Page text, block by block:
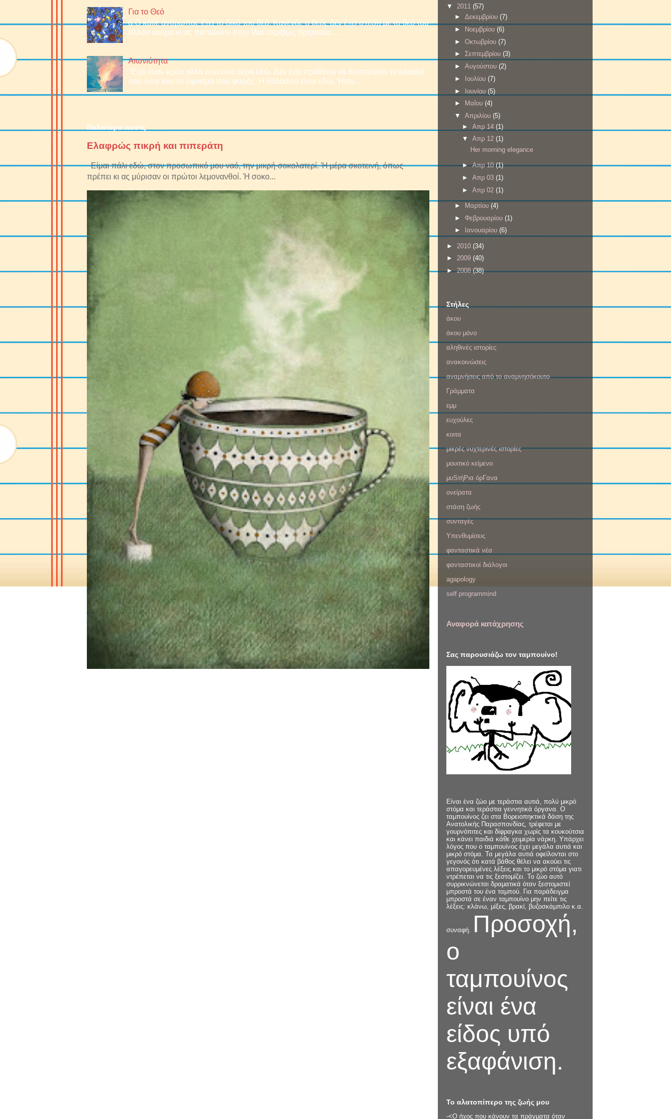
Για το Θεό
α.O κάθε άνθρωπος έχει το δικό του θεό. Κανενός ο θεός δεν έχει σχέση με το θεό του
άλλου ακόμα κι ας πιστεύουν στην ίδια ακριβώς θρησκεία. ...
Αιωνιότητα
Έχει έναν κρύο αλλά ευγενικό αέρα εδώ. Δεν έχει πρόθεση να διαπεράσει τα κόκαλά
σου ούτε καν το ύφασμα που φοράς. Η θάλασσα είναι εδώ. Ήταν...
Παλιότερα ποστς
Ελαφρώς πικρή και πιπεράτη
Είμαι πάλι εδώ, στον προσωπικό μου ναό, την μικρή σοκολατερί. Ή μέρα σκοτεινή, όπως
πρέπει κι ας μύρισαν οι πρώτοι λεμονανθοί. Ή σοκο...
▼ 2011 (57)
► Δεκεμβρίου (7)
►
Νοεμβρίου (6)
► Οκτωβρίου (7)
► Σεπτεμβρίου (3)
► Αυγούστου (2)
►
Ιουλίου (7)
► Ιουνίου (5)
►
Μαΐου (4)
▼ Απριλίου (5)
►Απρ 14(1)
▼Απρ 12(1)
Her morning elegance
►Απρ 10(1)
►Απρ 03(1)
►Απρ 02(1)
► Μαρτίου (4)
► Φεβρουαρίου (1)
►
Ιανουαρίου (6)
► 2010 (34)
► 2009 (40)
►2008(38)
Στήλες
άκου
άκου μόνο
αληθινές ιστορίες
ανακοινώσεις
αναμνήσεις από το αναμνησόκουτο
Γράμματα
εμμ
ευχούλες
κοιτα
μικρές νυχτερινές ιστορίες
μουσικό κείμενο
μυSτήΡια όρΓανα
ονείρατα
στάση ζωής
συνταγές
Υπενθυμίσεις
φανταστικά νέα
φανταστικοί διάλογοι
agapology
self programmind
Αναφορά κατάχρησης
Σας παρουσιάζω τον ταμπουίνο!
Είναι ένα ζώο με τεράστια αυτιά, πολύ μικρό
στόμα και τεράστια γεννητικά όργανα. Ο
ταμπουίνος ζει στα Βορειοπηκτικά δάση της
Ανατολικής Παρασπονδίας, τρέφεται με
γουρνόπιτες και δίφραγκα χωρίς τα κουκούτσια
και κάνει παιδιά κάθε χειμερία νάρκη. Υπάρχει
λόγος που ο ταμπουίνος έχει μεγάλα αυτιά και
μικρό στόμα. Τα μεγάλα αυτιά οφείλονται στο
γεγονός ότι κατά βάθος θέλει να ακούει τις
απαγορευμένες λέξεις και το μικρό στόμα γιατι
ντρέπεται να τις ξεστομίζει. Το ζώο αυτό
συρρικνώνεται δραματικά όταν ξεστομιστεί
μπροστά του ένα ταμπού. Για παράδειγμα
μπροστά σε έναν ταμπουίνο μην πείτε τις
λέξεις: κλάνω, μίξες, βρακί, βυζοσκάμπιλο κ.α.
συναφή. Προσοχή,
ο
ταμπουίνος
είναι ένα
είδος υπό
εξαφάνιση.
Το αλατοπίπερο της ζωής μου
-<Ο ήχος που κάνουν τα πράγματα όταν